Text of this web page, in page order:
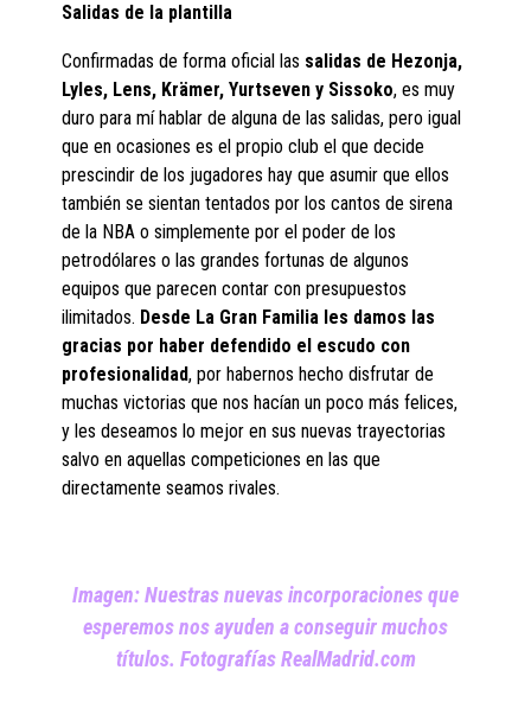
Salidas de la plantilla
Confirmadas de forma oficial las salidas de Hezonja,
Lyles, Lens, Krämer, Yurtseven y Sissoko, es muy
duro para mí hablar de alguna de las salidas, pero igual
que en ocasiones es el propio club el que decide
prescindir de los jugadores hay que asumir que ellos
también se sientan tentados por los cantos de sirena
de la NBA o simplemente por el poder de los
petrodólares o las grandes fortunas de algunos
equipos que parecen contar con presupuestos
ilimitados. Desde La Gran Familia les damos las
gracias por haber defendido el escudo con
profesionalidad, por habernos hecho disfrutar de
muchas victorias que nos hacían un poco más felices,
y les deseamos lo mejor en sus nuevas trayectorias
salvo en aquellas competiciones en las que
directamente seamos rivales.
Imagen: Nuestras nuevas incorporaciones que
esperemos nos ayuden a conseguir muchos
títulos. Fotografías RealMadrid.com